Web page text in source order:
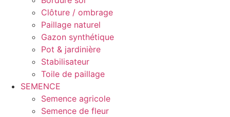
Clôture / ombrage
Paillage naturel
Gazon synthétique
Pot & jardinière
Stabilisateur
Toile de paillage
SEMENCE
Semence agricole
Semence de fleur